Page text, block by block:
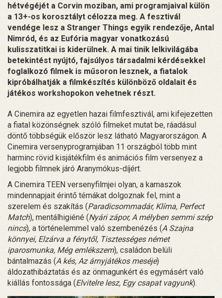
hétvégéjét a Corvin moziban, ami programjaival külön
a 13+-os korosztályt célozza meg. A fesztivál
vendége lesz a Stranger Things egyik rendezője, Antal
Nimród, és az Eufória magyar vonatkozású
kulisszatitkai is kiderülnek. A mai tinik lelkivilágába
betekintést nyújtó, fajsúlyos társadalmi kérdésekkel
foglalkozó filmek is műsoron lesznek, a fiatalok
kipróbálhatják a filmkészítés különböző oldalait és
játékos workshopokon vehetnek részt.
A Cinemira az egyetlen hazai filmfesztivál, ami kifejezetten
a fiatal közönségnek szóló filmeket mutat be, ráadásul
döntő többségük először lesz látható Magyarországon. A
Cinemira versenyprogramjában 11 országból több mint
harminc rövid kisjátékfilm és animációs film versenyez a
legjobb filmnek járó Aranymókus-díjért.
A Cinemira TEEN versenyfilmjei olyan, a kamaszok
mindennapjait érintő témákat dolgoznak fel, mint a
szerelem és szakítás (Paradicsommadár, Klíma, Perfect
Match), mentálhigiéné (Nyári zápor, A mélyben semmi szép
nincs), a történelemmel való szembenézés (A Szajna
könnyei, Elzárva a fénytől, Tisztességes német
iparosmunka, Még emlékszem), családon belüli
bántalmazás (A kés, Az árnyjátékos meséje)
áldozathibáztatás és az önmagunkért és egymásért való
kiállás fontossága (Elvitelre lesz, Egy csapat vagyunk).